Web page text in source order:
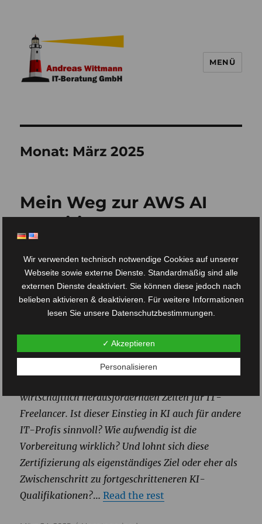
MENÜ
Monat: März 2025
Mein Weg zur AWS AI
Practitioner
Zertifizierung: Eine
Erfahrungsbricht
In diesem Artikel teile ich meine Erfahrungen mit
der AWS AI Practitioner Zertifizierung – vom
Lernprozess bis zur erfolgreichen Prüfung. Als
AWS-Cloud Architekt mit mehreren
Zertifizierungen war dieser Schritt für mich ein
wirtschaftlich herausfordernden Zeiten für IT-
Freelancer. Ist dieser Einstieg in KI auch für andere
IT-Profis sinnvoll? Wie aufwendig ist die
Vorbereitung wirklich? Und lohnt sich diese
Zertifizierung als eigenständiges Ziel oder eher als
Zwischenschritt zu fortgeschritteneren KI-
Qualifikationen?…Read the rest
Wir verwenden technisch notwendige Cookies auf unserer
Webseite sowie externe Dienste. Standardmäßig sind alle
externen Dienste deaktiviert. Sie können diese jedoch nach
belieben aktivieren & deaktivieren. Für weitere Informationen
lesen Sie unsere Datenschutzbestimmungen.
✓ Akzeptieren
Personalisieren